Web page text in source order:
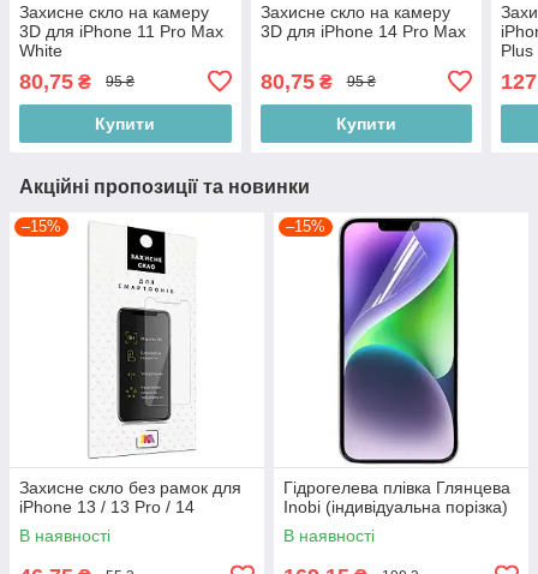
Захисне скло на камеру
3D для iPhone 11 Pro Max
White
80,75 ₴ 95 ₴
Купити
Захисне скло на камеру
3D для iPhone 14 Pro Max
80,75₴ 95 ₴
Купити
Plus
Акційні пропозиції та новинки
–15%
Захисне скло без рамок для
iPhone 13 / 13 Pro / 14
В наявності
–15%
Гідрогелева плівка Глянцева
Inobi (індивідуальна порізка)
В наявності